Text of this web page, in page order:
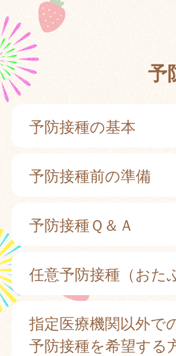
予
予防接種の基本
予防接種前の準備
予防接種Ｑ＆Ａ
任意予防接種（おた
指定医療機関以外で
予防接種を希望する